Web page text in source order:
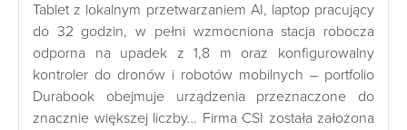
Tablet z lokalnym przetwarzaniem AI, laptop pracujący
do 32 godzin, w pełni wzmocniona stacja robocza
odporna na upadek z 1,8 m oraz konfigurowalny
kontroler do dronów i robotów mobilnych – portfolio
Durabook obejmuje urządzenia przeznaczone do
znacznie większej liczby… Firma CSI została założona